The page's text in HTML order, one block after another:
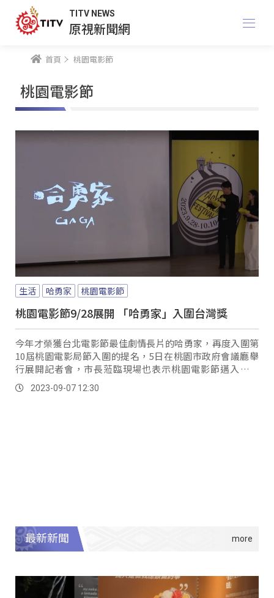
TITV NEWS
原視新聞網
首頁 桃園電影節
桃園電影節
生活 哈勇家 桃園電影節
桃園電影節9/28展開 「哈勇家」入圍台灣獎
今年才榮獲台北電影節最佳劇情長片的哈勇家，再度入圍第
10屆桃園電影局節入圍的提名，5日在桃園市政府會議廳舉
行展開記者會，市長蒞臨現場也表示桃園電影節邁入第十
年，今年的桃園電影節不同於以往，與國內8所大學的影視相
關科系合作，將放映各校畢製作品。
2023-09-07 12:30
最新新聞